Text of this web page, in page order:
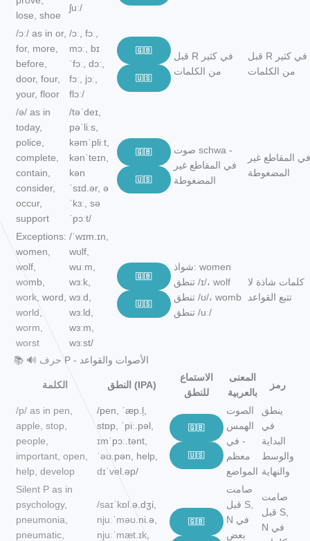
lose, shoe
ʃuː/
/ɔː/ as in or,
for, more,
before,
door, four,
your, floor
/ɔː, fɔː,
mɔː, bɪ
ˈfɔː, dɔː,
fɔː, jɔː,
flɔː/
🇬🇧
🇺🇸
قبل R في كثير
من الكلمات
قبل R في كثير
من الكلمات
/ə/ as in
today,
police,
complete,
contain,
consider,
occur,
support
/təˈdeɪ,
pəˈliːs,
kəmˈpliːt,
kənˈteɪn,
kən
ˈsɪd.ər, ə
ˈkɜː, sə
ˈpɔːt/
🇬🇧
🇺🇸
صوت schwa -
في المقاطع غير
المضغوطة
في المقاطع غير
المضغوطة
Exceptions:
women,
wolf,
womb,
work, word,
world,
worm,
worst
/ˈwɪm.ɪn,
wʊlf,
wuːm,
wɜːk,
wɜːd,
wɜːld,
wɜːm,
wɜːst/
🇬🇧
🇺🇸
شواذ: women
تنطق /ɪ/، wolf
تنطق /ʊ/، womb
تنطق /uː/
كلمات شاذة لا
تتبع القواعد
📚 🔊 حرف P - الأصوات والقواعد
الكلمة النطق (IPA)
الاستماع
للنطق
المعنى
بالعربية
رمز
/p/ as in pen,
apple, stop,
people,
important, open,
help, develop
/pen, ˈæp.l̩,
stɒp, ˈpiː.pəl,
ɪmˈpɔː.tənt,
ˈəʊ.pən, help,
dɪˈvel.əp/
🇬🇧
🇺🇸
الصوت
الهمس
- في
معظم
المواضع
ينطق
في
البداية
والوسط
والنهاية
Silent P as in
psychology,
pneumonia,
pneumatic,
/saɪˈkɒl.ə.dʒi,
njuːˈməʊ.ni.ə,
njuːˈmæt.ɪk,
🇬🇧
صامت
قبل S,
N في
بعض
صامت
قبل S,
N في